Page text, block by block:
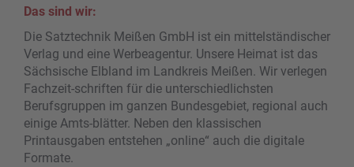
Das sind wir:
Die Satztechnik Meißen GmbH ist ein mittelständischer
Verlag und eine Werbeagentur. Unsere Heimat ist das
Sächsische Elbland im Landkreis Meißen. Wir verlegen
Fachzeit-schriften für die unterschiedlichsten
Berufsgruppen im ganzen Bundesgebiet, regional auch
einige Amts-blätter. Neben den klassischen
Printausgaben entstehen „online“ auch die digitale
Formate.